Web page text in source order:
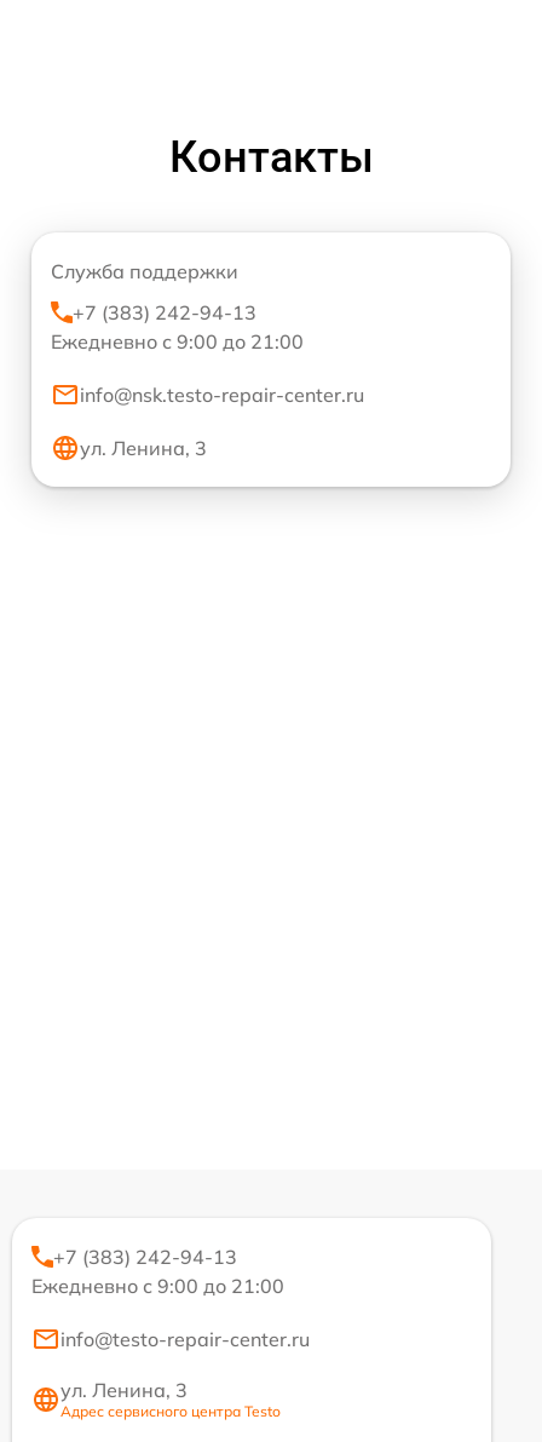
Контакты
Служба поддержки
+7 (383) 242-94-13
Ежедневно с 9:00 до 21:00
info@nsk.testo-repair-center.ru
ул. Ленина, 3
+7 (383) 242-94-13
Ежедневно с 9:00 до 21:00
info@testo-repair-center.ru
ул. Ленина, 3
Адрес сервисного центра Testo